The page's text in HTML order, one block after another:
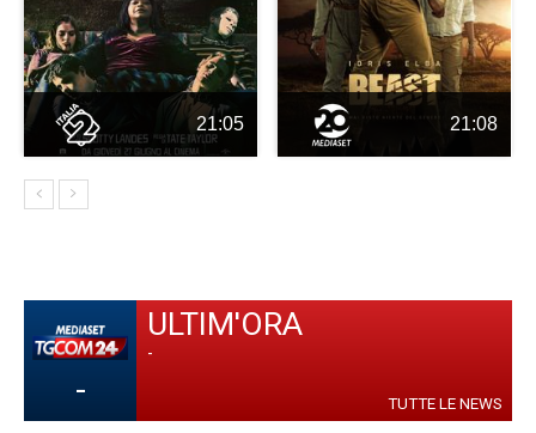
21:05 21:08
-
ULTIM'ORA
-
TUTTE LE NEWS